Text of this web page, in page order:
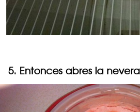
5. Entonces abres la